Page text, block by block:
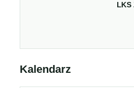
LKS
Kalendarz